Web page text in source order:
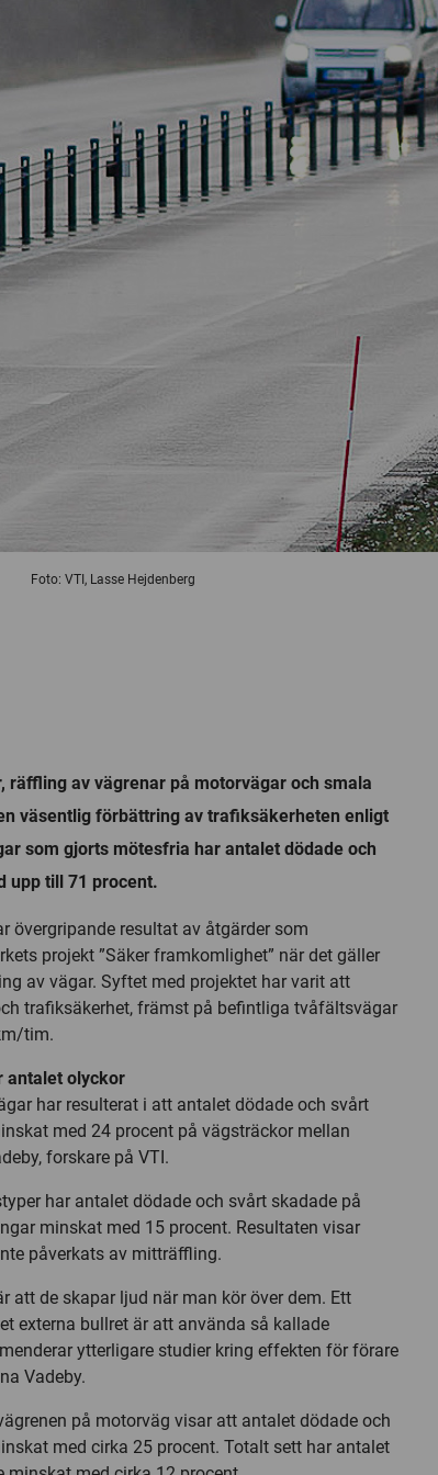
Foto: VTI, Lasse Hejdenberg
av vägrenar på motorvägar och smala
väsentlig förbättring av trafiksäkerheten enligt
som gjorts mötesfria har antalet dödade och
upp till 71 procent.
övergripande resultat av åtgärder som
projekt ”Säker framkomlighet” när det gäller
av vägar. Syftet med projektet har varit att
trafiksäkerhet, främst på befintliga tvåfältsvägar
tim.
antalet olyckor
har resulterat i att antalet dödade och svårt
med 24 procent på vägsträckor mellan
forskare på VTI.
har antalet dödade och svårt skadade på
minskat med 15 procent. Resultaten visar
påverkats av mitträffling.
att de skapar ljud när man kör över dem. Ett
externa bullret är att använda så kallade
ytterligare studier kring effekten för förare
Vadeby.
på motorväg visar att antalet dödade och
med cirka 25 procent. Totalt sett har antalet